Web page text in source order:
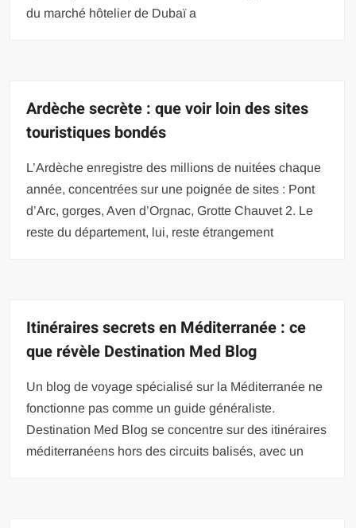
du marché hôtelier de Dubaï a
Ardèche secrète : que voir loin des sites
touristiques bondés
L’Ardèche enregistre des millions de nuitées chaque
année, concentrées sur une poignée de sites : Pont
d’Arc, gorges, Aven d’Orgnac, Grotte Chauvet 2. Le
reste du département, lui, reste étrangement
Itinéraires secrets en Méditerranée : ce
que révèle Destination Med Blog
Un blog de voyage spécialisé sur la Méditerranée ne
fonctionne pas comme un guide généraliste.
Destination Med Blog se concentre sur des itinéraires
méditerranéens hors des circuits balisés, avec un